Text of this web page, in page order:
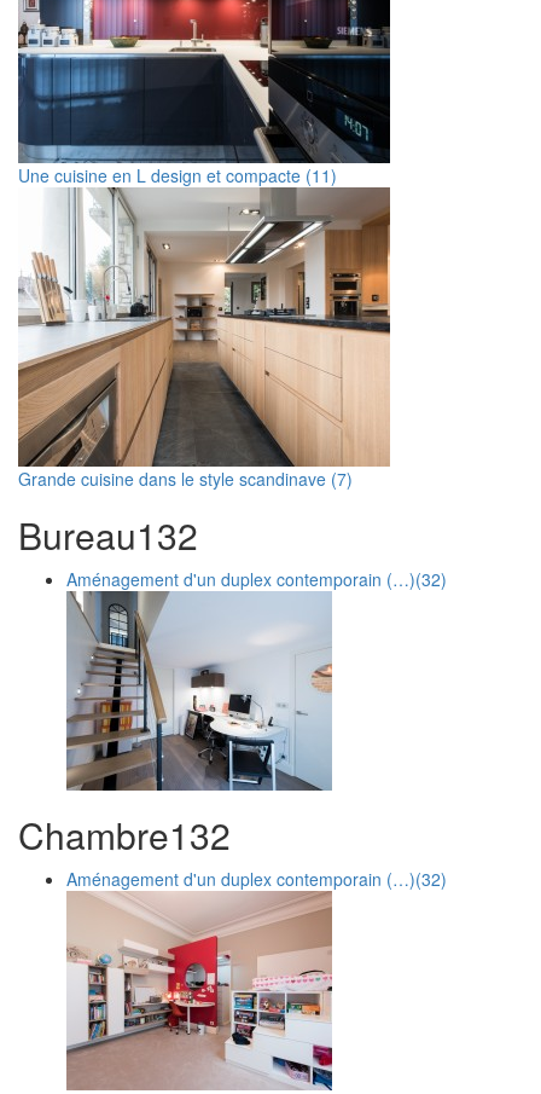
Une cuisine en L design et compacte (11)
Grande cuisine dans le style scandinave (7)
Bureau132
Aménagement d'un duplex contemporain (…)(32)
Chambre132
Aménagement d'un duplex contemporain (…)(32)